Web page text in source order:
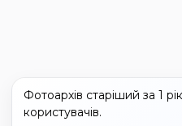
Фотоархів старіший за 1
користувачів.